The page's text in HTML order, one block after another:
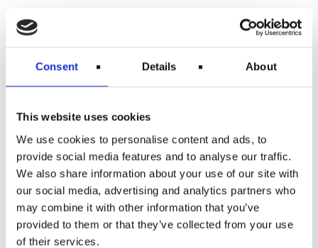
Consent Details About
This website uses cookies
We use cookies to personalise content and ads, to
provide social media features and to analyse our traffic.
We also share information about your use of our site with
our social media, advertising and analytics partners who
may combine it with other information that you’ve
provided to them or that they’ve collected from your use
of their services.
Lufthavnsudvidelser hører sig
ikke til i denne tid
Jo Dardenne, aviation manager ved Transport &
Enviroment (T&E), mener denne undersøgelse, er et
klokkeklart tegn på, at luftfartsindustrien ikke gør nok
gør ikke nok for at dæmpe sine emissioner. Hvis
flyselskaberne og producenterne ikke vil investere i
rene brændstoffer, kan vi ikke retfærdiggøre
lufthavnsudvidelse. Nogle af verdens største lufthavne
er allerede ansvarlige for mere forurening end nogle
lande. ”I modsætning til biler eller kraftværker
udledes de fleste emissioner fra fly uden for Europas
grænser, hvilket efterlader størstedelen af
emissionerne fra europæiske lufthavne helt overset.
Ifølge Dardenne bør alle flyvninger indgå i den
Europæiske Unions emissionshandelssystem, ikke